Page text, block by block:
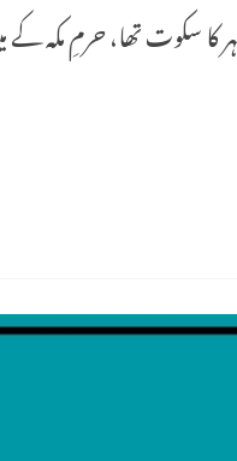
سکوت تھا، حرمِ مکہ کے